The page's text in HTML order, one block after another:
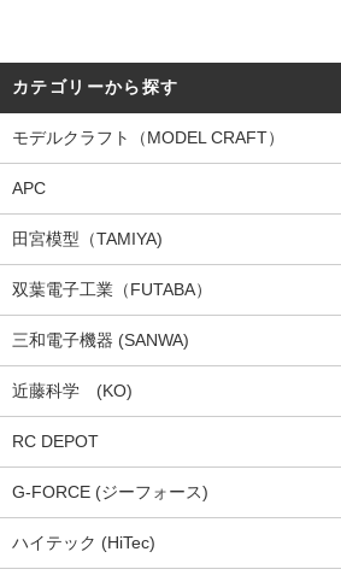
カテゴリーから探す
モデルクラフト（MODEL CRAFT）
APC
田宮模型（TAMIYA)
双葉電子工業（FUTABA）
三和電子機器 (SANWA)
近藤科学 (KO)
RC DEPOT
G-FORCE (ジーフォース)
ハイテック (HiTec)